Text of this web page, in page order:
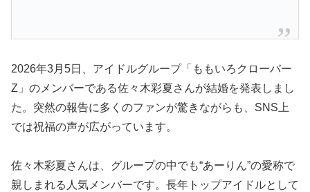
2026年3月5日、アイドルグループ「ももいろクローバー
Z」のメンバーである佐々木彩夏さんが結婚を発表しまし
た。突然の報告に多くのファンが驚きながらも、SNS上
では祝福の声が広がっています。
佐々木彩夏さんは、グループの中でも“あーりん”の愛称で
親しまれる人気メンバーです。長年トップアイドルとして